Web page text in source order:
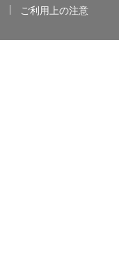
ご利用上の注意